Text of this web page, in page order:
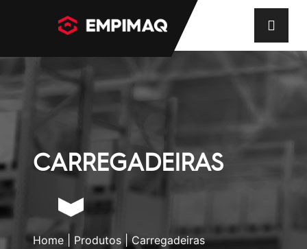
CARREGADEIRAS
Home Produtos | Carregadeiras